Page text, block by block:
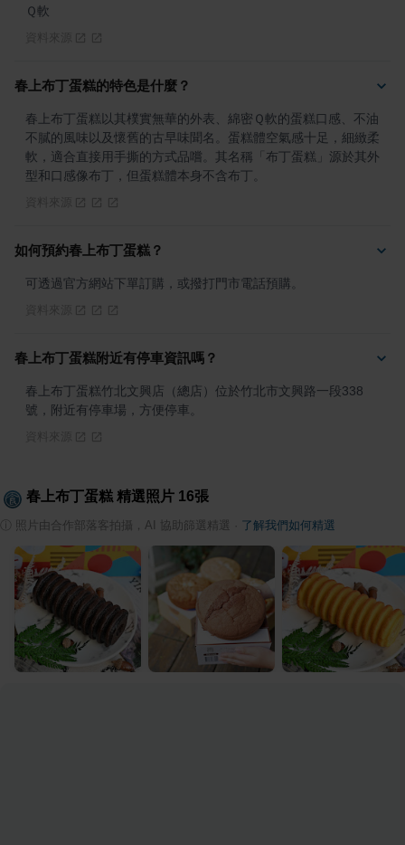
Ｑ軟
春上布丁蛋糕的特色是什麼？
春上布丁蛋糕以其樸實無華的外表、綿密Ｑ軟的蛋糕口感、不油
不膩的風味以及懷舊的古早味聞名。蛋糕體空氣感十足，細緻柔
軟，適合直接用手撕的方式品嚐。其名稱「布丁蛋糕」源於其外
型和口感像布丁，但蛋糕體本身不含布丁。
如何預約春上布丁蛋糕？
可透過官方網站下單訂購，或撥打門市電話預購。
春上布丁蛋糕附近有停車資訊嗎？
春上布丁蛋糕竹北文興店（總店）位於竹北市文興路一段338
號，附近有停車場，方便停車。
春上布丁蛋糕 精選照片 16張
照片由合作部落客拍攝，AI 協助篩選精選 了解我們如何精選